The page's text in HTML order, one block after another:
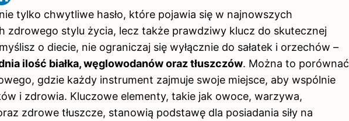
tylko chwytliwe hasło, które pojawia się w najnowszych
zdrowego stylu życia, lecz także prawdziwy klucz do skutecznej
o diecie, nie ograniczaj się wyłącznie do sałatek i orzechów –
ilość białka, węglowodanów oraz tłuszczów. Można to porównać
gdzie każdy instrument zajmuje swoje miejsce, aby wspólnie
i zdrowia. Kluczowe elementy, takie jak owoce, warzywa,
zdrowe tłuszcze, stanowią podstawę dla posiadania siły na